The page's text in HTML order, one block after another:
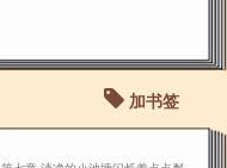
加书签